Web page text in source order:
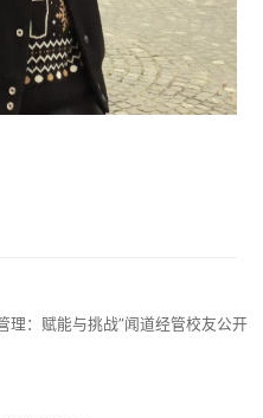
理：赋能与挑战”闻道经管校友公开